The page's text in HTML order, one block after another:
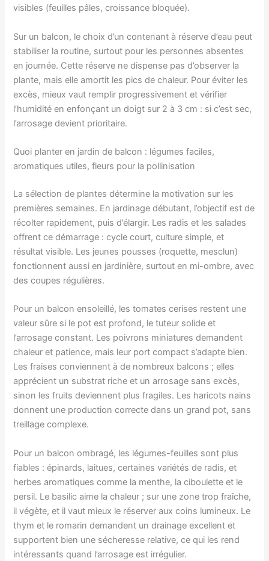
visibles (feuilles pâles, croissance bloquée).
Sur un balcon, le choix d’un contenant à réserve d’eau peut
stabiliser la routine, surtout pour les personnes absentes
en journée. Cette réserve ne dispense pas d’observer la
plante, mais elle amortit les pics de chaleur. Pour éviter les
excès, mieux vaut remplir progressivement et vérifier
l’humidité en enfonçant un doigt sur 2 à 3 cm : si c’est sec,
l’arrosage devient prioritaire.
Quoi planter en jardin de balcon : légumes faciles,
aromatiques utiles, fleurs pour la pollinisation
La sélection de plantes détermine la motivation sur les
premières semaines. En jardinage débutant, l’objectif est de
récolter rapidement, puis d’élargir. Les radis et les salades
offrent ce démarrage : cycle court, culture simple, et
résultat visible. Les jeunes pousses (roquette, mesclun)
fonctionnent aussi en jardinière, surtout en mi-ombre, avec
des coupes régulières.
Pour un balcon ensoleillé, les tomates cerises restent une
valeur sûre si le pot est profond, le tuteur solide et
l’arrosage constant. Les poivrons miniatures demandent
chaleur et patience, mais leur port compact s’adapte bien.
Les fraises conviennent à de nombreux balcons ; elles
apprécient un substrat riche et un arrosage sans excès,
sinon les fruits deviennent plus fragiles. Les haricots nains
donnent une production correcte dans un grand pot, sans
treillage complexe.
Pour un balcon ombragé, les légumes-feuilles sont plus
fiables : épinards, laitues, certaines variétés de radis, et
herbes aromatiques comme la menthe, la ciboulette et le
persil. Le basilic aime la chaleur ; sur une zone trop fraîche,
il végète, et il vaut mieux le réserver aux coins lumineux. Le
thym et le romarin demandent un drainage excellent et
supportent bien une sécheresse relative, ce qui les rend
intéressants quand l’arrosage est irrégulier.